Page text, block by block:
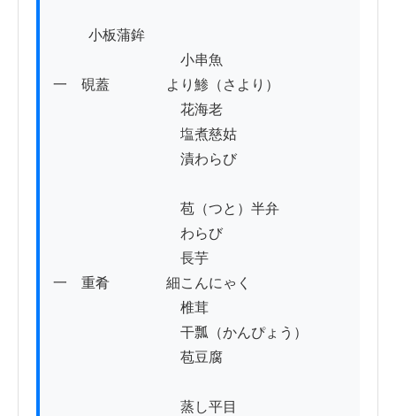
小串魚
一　硯蓋　　　　より鯵（さより）
花海老
塩煮慈姑
漬わらび
苞（つと）半弁
わらび
長芋
一　重肴　　　　細こんにゃく
椎茸
干瓢（かんぴょう）
苞豆腐
蒸し平目